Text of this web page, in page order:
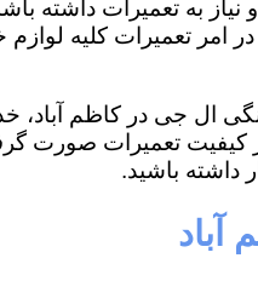
به تعمیرات داشته
امر تعمیرات کلیه
ال جی در کاظم آباد،
تعمیرات صورت
داشته باشید.
آباد